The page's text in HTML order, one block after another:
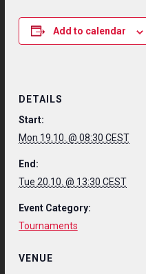
Add to calendar
DETAILS
Start:
Mon 19.10. @ 08:30 CEST
End:
Tue 20.10. @ 13:30 CEST
Event Category:
Tournaments
VENUE